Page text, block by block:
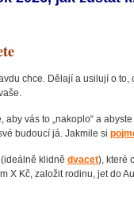
chce. Dělají a usilují o
aby vás to „nakoplo“ a
budoucí já. Jakmile si
(ideálně klidně dvacet), které
X Kč, založit rodinu, jet do